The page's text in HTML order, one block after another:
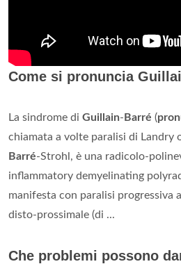
Come si pronuncia
La sindrome di Guillain- Barré (
chiamata a volte paralisi di Landry
Barré-Strohl, è una radicolo-
inflammatory demyelinating
manifesta con paralisi progressiva
disto-prossimale (di ...
Che problemi possono